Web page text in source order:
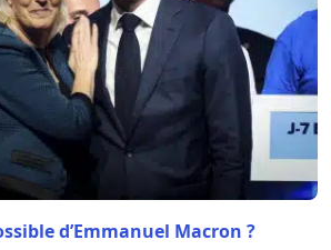
d’Emmanuel Macron ?